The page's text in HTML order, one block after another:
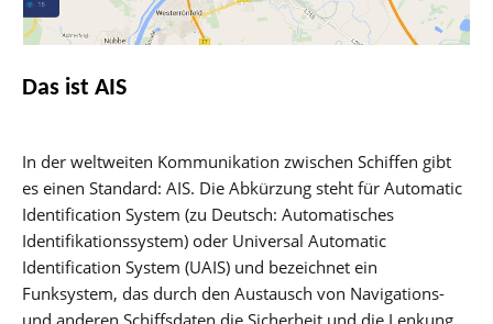
Das ist AIS
In der weltweiten Kommunikation zwischen Schiffen gibt
es einen Standard: AIS. Die Abkürzung steht für Automatic
Identification System (zu Deutsch: Automatisches
Identifikationssystem) oder Universal Automatic
Identification System (UAIS) und bezeichnet ein
Funksystem, das durch den Austausch von Navigations-